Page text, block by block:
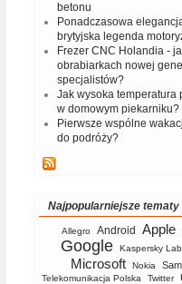
betonu
Ponadczasowa
brytyjska legenda
Frezer CNC Holandia -
obrabiarkach nowej
specjalistów?
Jak wysoka temperatura
w domowym piekarniku?
Pierwsze wspólne
do podróży?
Najpopularniejsze tematy
Allegro Android Apple
Google Kaspersky Lab
Microsoft Nokia
Telekomunikacja Polska Twitter